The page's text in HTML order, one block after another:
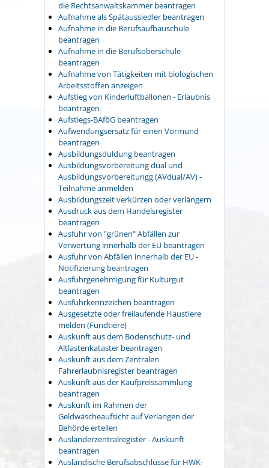
die Rechtsanwaltskammer beantragen
Aufnahme als Spätaussiedler beantragen
Aufnahme in die Berufsaufbauschule
beantragen
Aufnahme in die Berufsoberschule
beantragen
Aufnahme von Tätigkeiten mit biologischen
Arbeitsstoffen anzeigen
Aufstieg von Kinderluftballonen - Erlaubnis
beantragen
Aufstiegs-BAföG beantragen
Aufwendungsersatz für einen Vormund
beantragen
Ausbildungsduldung beantragen
Ausbildungsvorbereitung dual und
Ausbildungsvorbereitungg (AVdual/AV) -
Teilnahme anmelden
Ausbildungszeit verkürzen oder verlängern
Ausdruck aus dem Handelsregister
beantragen
Ausfuhr von "grünen" Abfällen zur
Verwertung innerhalb der EU beantragen
Ausfuhr von Abfällen innerhalb der EU -
Notifizierung beantragen
Ausfuhrgenehmigung für Kulturgut
beantragen
Ausfuhrkennzeichen beantragen
Ausgesetzte oder freilaufende Haustiere
melden (Fundtiere)
Auskunft aus dem Bodenschutz- und
Altlastenkataster beantragen
Auskunft aus dem Zentralen
Fahrerlaubnisregister beantragen
Auskunft aus der Kaufpreissammlung
beantragen
Auskunft im Rahmen der
Geldwäscheaufsicht auf Verlangen der
Behörde erteilen
Ausländerzentralregister - Auskunft
beantragen
Ausländische Berufsabschlüsse für HWK-